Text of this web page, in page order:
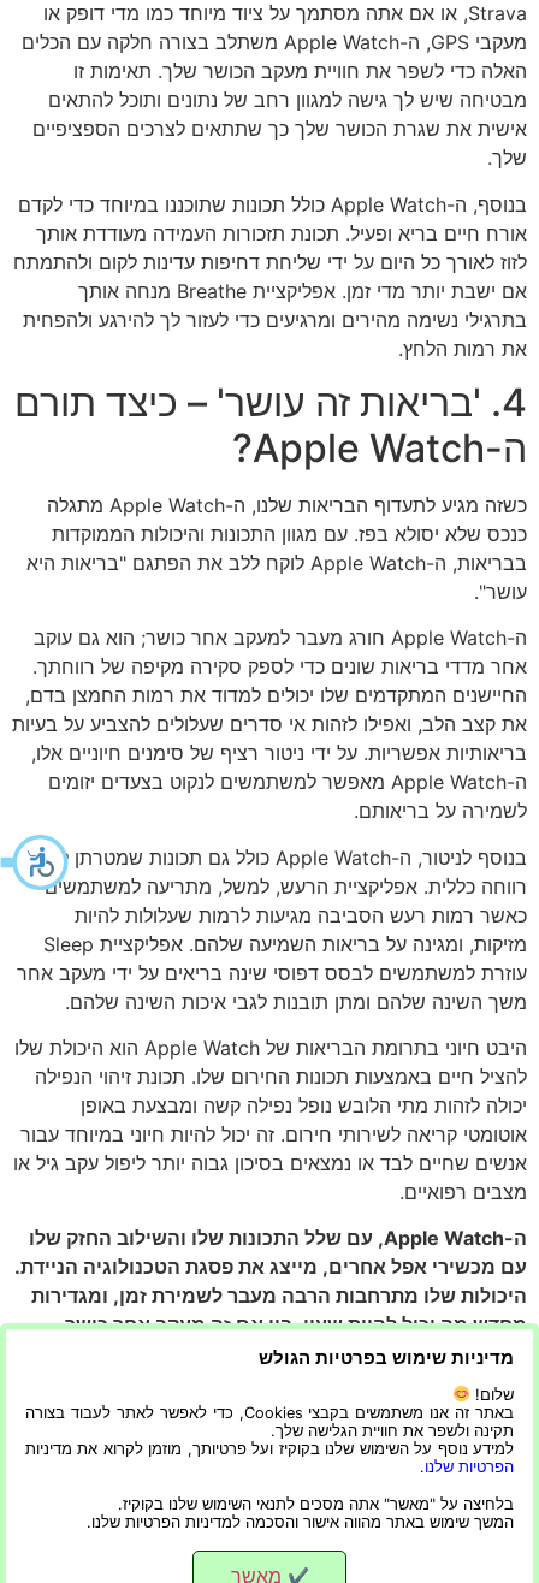
Strava, או אם אתה מסתמך על ציוד מיוחד כמו מדי דופק או
מעקבי GPS, ה-Apple Watch משתלב בצורה חלקה עם הכלים
האלה כדי לשפר את חוויית מעקב הכושר שלך. תאימות זו
מבטיחה שיש לך גישה למגוון רחב של נתונים ותוכל להתאים
אישית את שגרת הכושר שלך כך שתתאים לצרכים הספציפיים
שלך.
בנוסף, ה-Apple Watch כולל תכונות שתוכננו במיוחד כדי לקדם
אורח חיים בריא ופעיל. תכונת תזכורות העמידה מעודדת אותך
לזוז לאורך כל היום על ידי שליחת דחיפות עדינות לקום ולהתמתח
אם ישבת יותר מדי זמן. אפליקציית Breathe מנחה אותך
בתרגילי נשימה מהירים ומרגיעים כדי לעזור לך להירגע ולהפחית
את רמות הלחץ.
4. 'בריאות זה עושר' – כיצד תורם
ה-Apple Watch?
כשזה מגיע לתעדוף הבריאות שלנו, ה-Apple Watch מתגלה
כנכס שלא יסולא בפז. עם מגוון התכונות והיכולות הממוקדות
בבריאות, ה-Apple Watch לוקח ללב את הפתגם "בריאות היא
עושר".
ה-Apple Watch חורג מעבר למעקב אחר כושר; הוא גם עוקב
אחר מדדי בריאות שונים כדי לספק סקירה מקיפה של רווחתך.
החיישנים המתקדמים שלו יכולים למדוד את רמות החמצן בדם,
את קצב הלב, ואפילו לזהות אי סדרים שעלולים להצביע על בעיות
בריאותיות אפשריות. על ידי ניטור רציף של סימנים חיוניים אלו,
ה-Apple Watch מאפשר למשתמשים לנקוט בצעדים יזומים
לשמירה על בריאותם.
בנוסף לניטור, ה-Apple Watch כולל גם תכונות שמטרתן לקדם
רווחה כללית. אפליקציית הרעש, למשל, מתריעה למשתמשים
כאשר רמות רעש הסביבה מגיעות לרמות שעלולות להיות
מזיקות, ומגינה על בריאות השמיעה שלהם. אפליקציית Sleep
עוזרת למשתמשים לבסס דפוסי שינה בריאים על ידי מעקב אחר
משך השינה שלהם ומתן תובנות לגבי איכות השינה שלהם.
היבט חיוני בתרומת הבריאות של Apple Watch הוא היכולת שלו
להציל חיים באמצעות תכונות החירום שלו. תכונת זיהוי הנפילה
יכולה לזהות מתי הלובש נופל נפילה קשה ומבצעת באופן
אוטומטי קריאה לשירותי חירום. זה יכול להיות חיוני במיוחד עבור
אנשים שחיים לבד או נמצאים בסיכון גבוה יותר ליפול עקב גיל או
מצבים רפואיים.
ה-Apple Watch, עם שלל התכונות שלו והשילוב החזק שלו
עם מכשירי אפל אחרים, מייצג את פסגת הטכנולוגיה הניידת.
היכולות שלו מתרחבות הרבה מעבר לשמירת זמן, ומגדירות
מחדש מה יכול להיות שעון. בין אם זה מעקב אחר כושר,
כמוביל, מה שהופך אותו להשקעה ששווה לשקול. בנוסף לכל
האפשרויות שהאפל ווטש מעניק, אפשרותתיקון אפל ווטשגם
קלה ונוחה בכל מעבדה בכל תקלה שיכולה לקרות במהלך
השימוש בו
מגזין צרכנות אישית נבונה עם כל המידע העדכני ביותר
כל הזכויות שמורות
מדיניות שימוש בפרטיות הגולש
שלום!
באתר זה אנו משתמשים בקבצי Cookies, כדי לאפשר לאתר לעבוד בצורה
תקינה ולשפר את חוויית הגלישה שלך.
למידע נוסף על השימוש שלנו בקוקיז ועל פרטיותך, מוזמן לקרוא את מדיניות
הפרטיות שלנו.
בלחיצה על "מאשר" אתה מסכים לתנאי השימוש שלנו בקוקיז.
המשך שימוש באתר מהווה אישור והסכמה למדיניות הפרטיות שלנו.
✔ מאשר